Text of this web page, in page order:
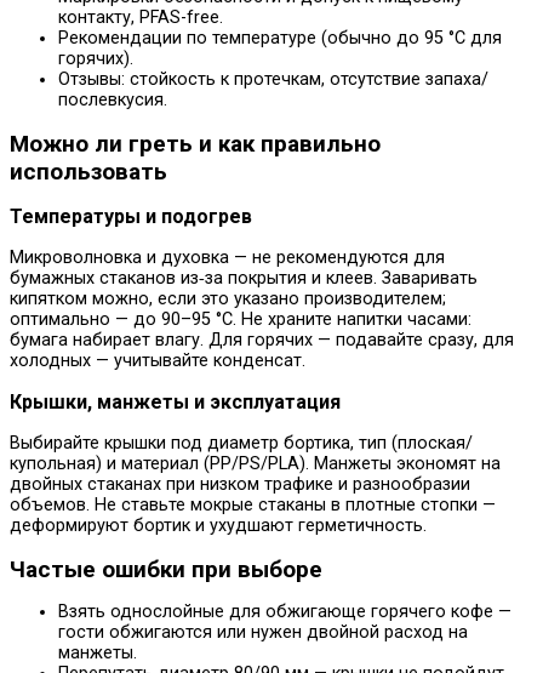
контакту, PFAS-free.
Рекомендации по температуре (обычно до 95 °C для
горячих).
Отзывы: стойкость к протечкам, отсутствие запаха/
послевкусия.
Можно ли греть и как правильно
использовать
Температуры и подогрев
Микроволновка и духовка — не рекомендуются для
бумажных стаканов из‑за покрытия и клеев. Заваривать
кипятком можно, если это указано производителем;
оптимально — до 90–95 °C. Не храните напитки часами:
бумага набирает влагу. Для горячих — подавайте сразу, для
холодных — учитывайте конденсат.
Крышки, манжеты и эксплуатация
Выбирайте крышки под диаметр бортика, тип (плоская/
купольная) и материал (PP/PS/PLA). Манжеты экономят на
двойных стаканах при низком трафике и разнообразии
объемов. Не ставьте мокрые стаканы в плотные стопки —
деформируют бортик и ухудшают герметичность.
Частые ошибки при выборе
Взять однослойные для обжигающе горячего кофе —
гости обжигаются или нужен двойной расход на
манжеты.